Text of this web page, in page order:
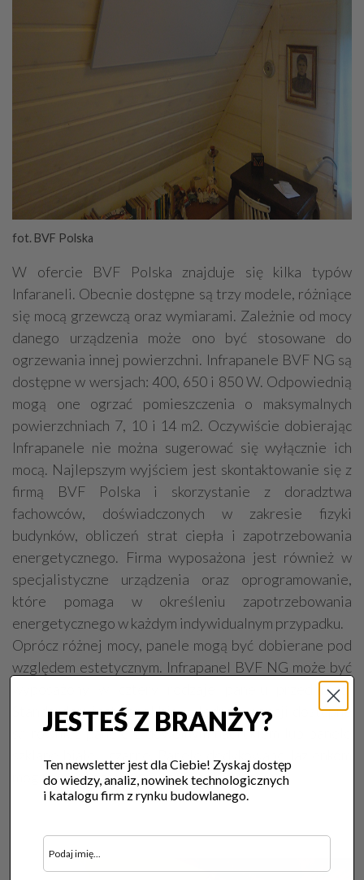
fot. BVF Polska
W ofercie BVF Polska znajduje się kilka typów
Infaraneli. Obecnie dostępne są trzy modele, różniące
się mocą grzewczą oraz wymiarami. Zależnie od mocy
danego urządzenia może ono być stosowane do
ogrzewania innej powierzchni. Infrapanele BVF NG są
dostępne w wersjach: 400, 650 i 850 W. Odpowiednią
mogą one ogrzać pomieszczenia o maksymalnych
powierzchniach 7, 10 i 14 m2. Oczywiście dobierając
Infrapanele nie można sugerować się wyłącznie ich
mocą. Najlepszym wyjściem jest skontaktowanie się z
firmą BVF Polska i skorzystanie z doradztwa
fachowców, doświadczonych w zakresie fizyki
budynków, obliczeń strat ciepła i zapotrzebowania
energetycznego. Firma wyposażona jest również w
specjalistyczne urządzenia oraz oprogramowanie,
które pomaga w określeniu zapotrzebowania
energetycznego w każdym indywidualnym przypadku.
Oprócz różnej mocy, panele mogą być dobierane pod
względem estetycznym. Infrapanel BVF NG może być
wyposażony w cztery rodzaje panelu przedniego.
Standardem jest panel biały. Jednak w opcji dostępne
są również panele z dowolnym nadrukiem lub panele
mogą być wyposażone w panel z lustrem.
JESTEŚ Z BRANŻY?
Ten newsletter jest dla Ciebie! Zyskaj dostęp
do wiedzy, analiz, nowinek technologicznych
i katalogu firm z rynku budowlanego.